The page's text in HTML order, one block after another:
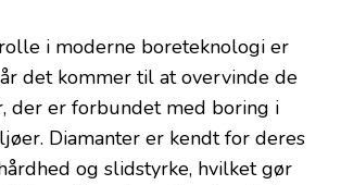
i moderne boreteknologi er
det kommer til at overvinde de
der er forbundet med boring i
Diamanter er kendt for deres
og slidstyrke, hvilket gør